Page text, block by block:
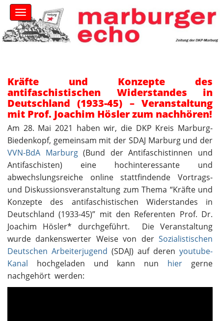
M
a
i
n
k
i
p
t
e
n
Kräfte und Konzepte des
antifaschistischen Widerstandes in
Deutschland (1933-45) – Veranstaltung
mit Prof. Joachim Hösler zum nachhören!
Am 28. Mai 2021 haben wir, die DKP Kreis Marburg-
Biedenkopf, gemeinsam mit der SDAJ Marburg und der
VVN-BdA Marburg(Bund der Antifaschistinnen und
Antifaschisten) eine hochinteressante und
abwechslungsreiche online stattfindende Vortrags-
und Diskussionsveranstaltung zum Thema “Kräfte und
Konzepte des antifaschistischen Widerstandes in
Deutschland (1933-45)” mit den Referenten Prof. Dr.
Joachim Hösler* durchgeführt. Die Veranstaltung
wurde dankenswerter Weise von der Sozialistischen
Deutschen Arbeiterjugend (SDAJ) auf deren youtube-
Kanal hochgeladen und kann nun hier gerne
nachgehört werden: